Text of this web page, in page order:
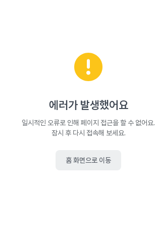
에러가 발생했어요
일시적인 오류로 인해 페이지 접근을 할 수 없어요.
잠시 후 다시 접속해 보세요.
홈 화면으로 이동